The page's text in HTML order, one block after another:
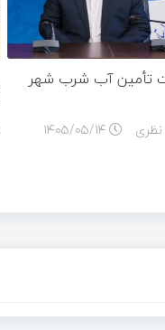
تأمین آب شرب شهر
۱۴۰۵/۰۵/۱۴